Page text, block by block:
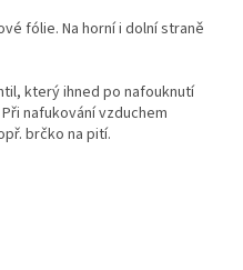
fólie. Na horní i dolní straně
který ihned po nafouknutí
Při nafukování vzduchem
brčko na pití.